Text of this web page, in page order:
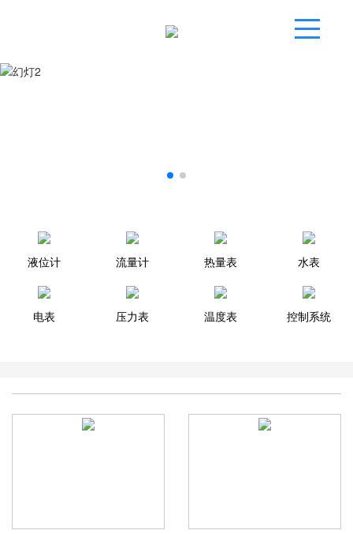
液位计 流量计 热量表 水表
电表 压力表 温度表 控制系统